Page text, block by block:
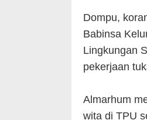
Dompu,
Babinsa
Lingkungan
pekerjaan
Almarhum
wita di TPU